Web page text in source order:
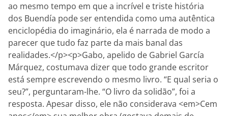
ao mesmo tempo em que a incrível e triste história
dos Buendía pode ser entendida como uma autêntica
enciclopédia do imaginário, ela é narrada de modo a
parecer que tudo faz parte da mais banal das
realidades.</p><p>Gabo, apelido de Gabriel García
Márquez, costumava dizer que todo grande escritor
está sempre escrevendo o mesmo livro. “E qual seria o
seu?”, perguntaram-lhe. “O livro da solidão”, foi a
resposta. Apesar disso, ele não considerava <em>Cem